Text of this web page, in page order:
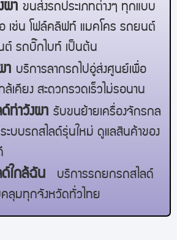
ผา ขนส่งรถประเภทต่างๆ ทุกแบบ
เช่น โฟล์คลิฟท์ แมคโคร รถยนต์
ต์ รถบิ๊กไบท์ เป็นต้น
า บริการลากรถไปอู่ส่งศูนย์เพื่อ
เคียง สะดวกรวดเร็วไม่รอนาน
ด์ ท่าวังผา รับขนย้ายเครื่องจักรกล
ะบบรถสไลด์รุ่นใหม่ ดูแลสินค้าของ
ด์ใกล้ฉัน
บริการรถยกรถสไลด์
ลุมทุกจังหวัดทั่วไทย